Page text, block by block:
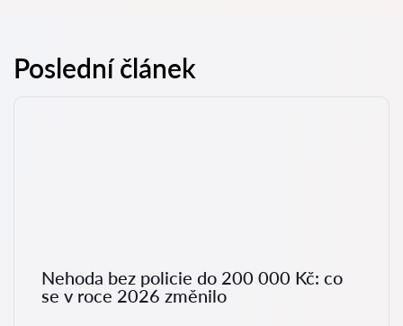
Poslední článek
Nehoda bez policie do 200 000 Kč: co
se v roce 2026 změnilo